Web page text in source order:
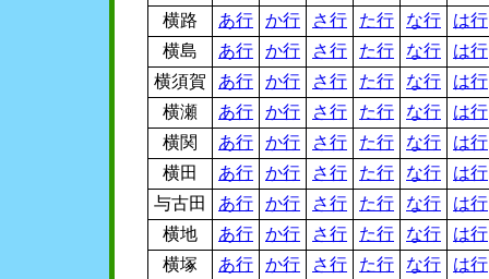
横路
あ行 か行 さ行 た行 な行
は行
横島
あ行 か行 さ行 た行 な行
は行
横須賀
あ行 か行 さ行 た行 な行
は行
横瀬
あ行 か行 さ行 た行 な行
は行
横関
あ行 か行 さ行 た行 な行
は行
横田
あ行 か行 さ行 た行 な行
は行
与古田
あ行 か行 さ行 た行 な行
は行
横地
あ行 か行 さ行 た行 な行
は行
横塚
あ行 か行 さ行 た行 な行
は行